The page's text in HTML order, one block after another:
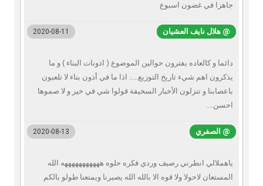
جاهزا في غضون اسبوع
@ هلال نايف العشيان 2020-08-11
دائما و كالعاده يفترون حوالين الموضوع ( اذونات البناء ) و ما
يذكرون اهم شيء تاريخ التوزيع..... اذا ما في أذون بناء لا تلعبون
باعصابنا و تنزلون الأخبار السخيفة قولوا شي في خير و لا صموها
احسن....
@ الصفري 2020-08-13
ياهملالي انطرني رصيف وردي فكره حلوه هههههههههههه الله
المستعان لاحولا ولا قوه الا بالله الله يصبرنا ويمتعنا طولو بالكم